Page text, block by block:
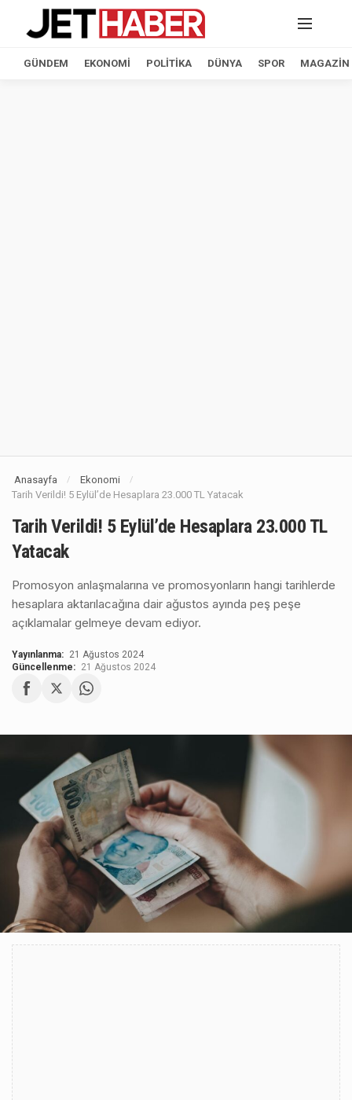
GÜNDEM EKONOMI POLITIKA DÜNYA SPOR MAGAZIN
Anasayfa / Ekonomi /
Tarih Verildi! 5 Eylül’de Hesaplara 23.000 TL Yatacak
Tarih Verildi! 5 Eylül’de Hesaplara 23.000 TL
Yatacak
Promosyon anlaşmalarına ve promosyonların hangi tarihlerde
hesaplara aktarılacağına dair ağustos ayında peş peşe
açıklamalar gelmeye devam ediyor.
Yayınlanma: 21 Ağustos 2024
Güncellenme: 21 Ağustos 2024